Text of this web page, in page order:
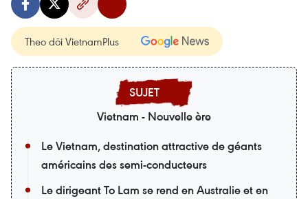
Theo dõi VietnamPlus
Vietnam - Nouvelle ère
Le Vietnam, destination attractive de géants
américains des semi-conducteurs
Le dirigeant To Lam se rend en Australie et en